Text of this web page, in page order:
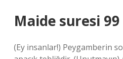
Maide suresi
(Ey insanlar!) Peygamberin